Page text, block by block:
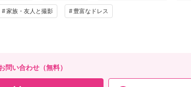
挙式 家族と撮影
ヘアアクセサリー・ブーケ・ブートニア・新郎ヘアセット・ヘアアクセサリ
撮影日の空きを確
家族・友人と撮影 豊富なドレス
い合わせ（無料）